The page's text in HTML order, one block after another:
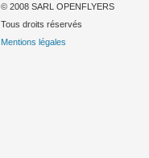
© 2008 SARL OPENFLYERS
Tous droits réservés
Mentions légales